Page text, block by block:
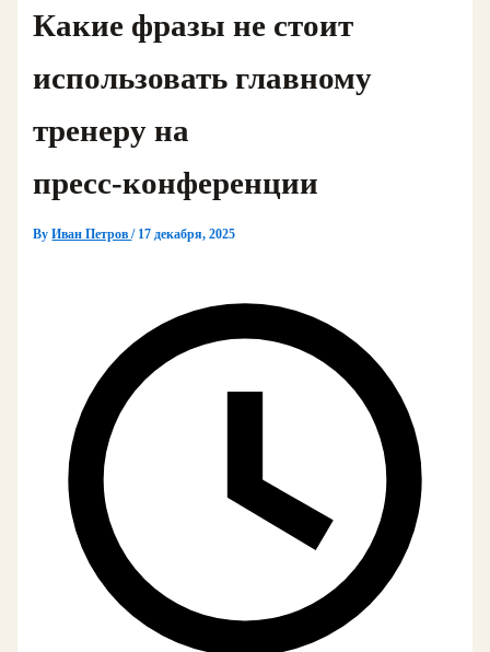
Какие фразы не стоит
использовать главному
тренеру на
пресс‑конференции
ByИван Петров/ 17 декабря, 2025